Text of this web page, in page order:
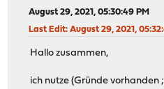
August 29, 2021, 05:30:49 PM
Last Edit: August 29, 2021,
Hallo zusammen,
ich nutze (Gründe vorhanden